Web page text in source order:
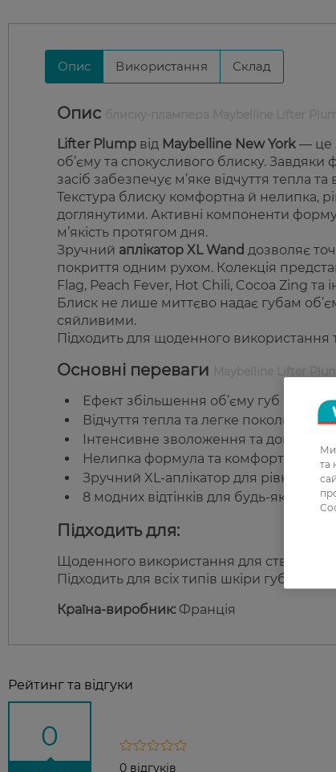
Опис Використання Склад
Опис
Lifter Plump від Maybelline New York — це
об’єму та спокусливого блиску.
засіб забезпечує м’яке відчуття тепла
Текстура блиску комфортна й нелипка,
доглянутими. Активні компоненти
м’якість протягом дня.
Зручний аплікатор XL Wand дозволяє
покриття одним рухом. Колекція
Flag, Peach Fever, Hot Chili, Cocoa Zing та
Блиск не лише миттєво надає губам
сяйливими.
Підходить для щоденного використання
Основні переваги Maybelline Lifter
Ефект збільшення об’єму губ
Відчуття тепла та легке поколювання.
Інтенсивне зволоження та догляд за
Нелипка формула та комфортне
Зручний XL-аплікатор для
8 модних відтінків для будь-якого
Підходить для:
Щоденного використання для створення
Підходить для всіх типів шкіри губ.
Країна-виробник: Франція
Рейтинг та відгуки
0
0 відгуків
Ми
та